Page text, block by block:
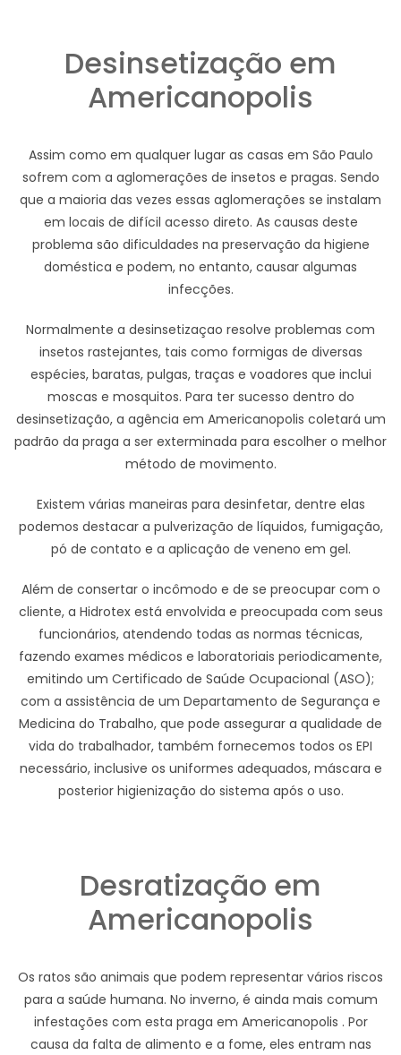
Desinsetização em
Americanopolis
Assim como em qualquer lugar as casas em São Paulo
sofrem com a aglomerações de insetos e pragas. Sendo
que a maioria das vezes essas aglomerações se instalam
em locais de difícil acesso direto. As causas deste
problema são dificuldades na preservação da higiene
doméstica e podem, no entanto, causar algumas
infecções.
Normalmente a desinsetizaçao resolve problemas com
insetos rastejantes, tais como formigas de diversas
espécies, baratas, pulgas, traças e voadores que inclui
moscas e mosquitos. Para ter sucesso dentro do
desinsetização, a agência em Americanopolis coletará um
padrão da praga a ser exterminada para escolher o melhor
método de movimento.
Existem várias maneiras para desinfetar, dentre elas
podemos destacar a pulverização de líquidos, fumigação,
pó de contato e a aplicação de veneno em gel.
Além de consertar o incômodo e de se preocupar com o
cliente, a Hidrotex está envolvida e preocupada com seus
funcionários, atendendo todas as normas técnicas,
fazendo exames médicos e laboratoriais periodicamente,
emitindo um Certificado de Saúde Ocupacional (ASO);
com a assistência de um Departamento de Segurança e
Medicina do Trabalho, que pode assegurar a qualidade de
vida do trabalhador, também fornecemos todos os EPI
necessário, inclusive os uniformes adequados, máscara e
posterior higienização do sistema após o uso.
Desratização em
Americanopolis
Os ratos são animais que podem representar vários riscos
para a saúde humana. No inverno, é ainda mais comum
infestações com esta praga em Americanopolis . Por
causa da falta de alimento e a fome, eles entram nas